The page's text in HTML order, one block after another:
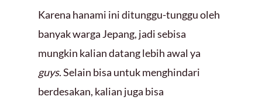
Karena hanami ini ditunggu-tunggu oleh
banyak warga Jepang, jadi sebisa
mungkin kalian datang lebih awal ya
guys. Selain bisa untuk menghindari
berdesakan, kalian juga bisa